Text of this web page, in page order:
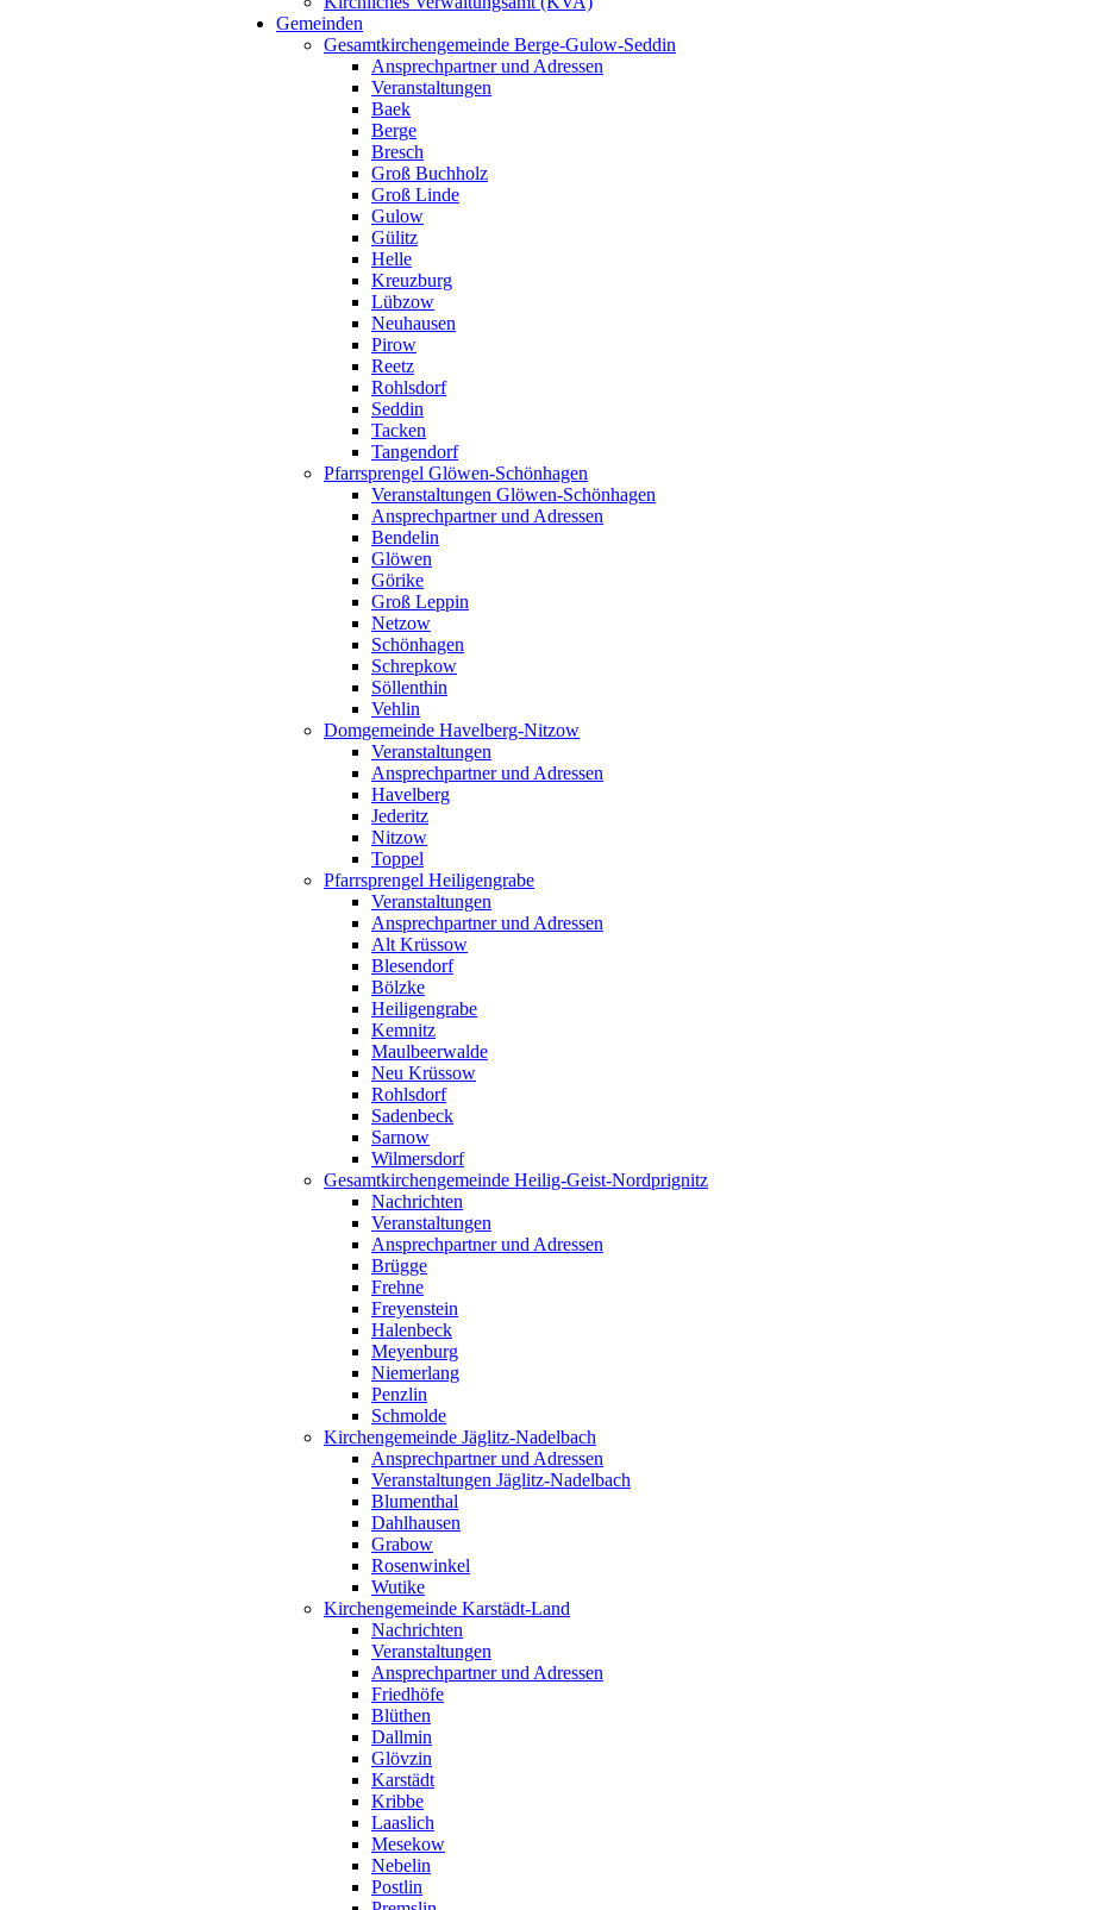
Gemeinden
Gesamtkirchengemeinde Berge-Gulow-Seddin
Ansprechpartner und Adressen
Veranstaltungen
Baek
Berge
Bresch
Groß Buchholz
Groß Linde
Gulow
Gülitz
Helle
Kreuzburg
Lübzow
Neuhausen
Pirow
Reetz
Rohlsdorf
Seddin
Tacken
Tangendorf
Pfarrsprengel Glöwen-Schönhagen
Veranstaltungen Glöwen-Schönhagen
Ansprechpartner und Adressen
Bendelin
Glöwen
Görike
Groß Leppin
Netzow
Schönhagen
Schrepkow
Söllenthin
Vehlin
Domgemeinde Havelberg-Nitzow
Veranstaltungen
Ansprechpartner und Adressen
Havelberg
Jederitz
Nitzow
Toppel
Pfarrsprengel Heiligengrabe
Veranstaltungen
Ansprechpartner und Adressen
Alt Krüssow
Blesendorf
Bölzke
Heiligengrabe
Kemnitz
Maulbeerwalde
Neu Krüssow
Rohlsdorf
Sadenbeck
Sarnow
Wilmersdorf
Gesamtkirchengemeinde Heilig-Geist-Nordprignitz
Nachrichten
Veranstaltungen
Ansprechpartner und Adressen
Brügge
Frehne
Freyenstein
Halenbeck
Meyenburg
Niemerlang
Penzlin
Schmolde
Kirchengemeinde Jäglitz-Nadelbach
Ansprechpartner und Adressen
Veranstaltungen Jäglitz-Nadelbach
Blumenthal
Dahlhausen
Grabow
Rosenwinkel
Wutike
Kirchengemeinde Karstädt-Land
Nachrichten
Veranstaltungen
Ansprechpartner und Adressen
Friedhöfe
Blüthen
Dallmin
Glövzin
Karstädt
Kribbe
Laaslich
Mesekow
Nebelin
Postlin